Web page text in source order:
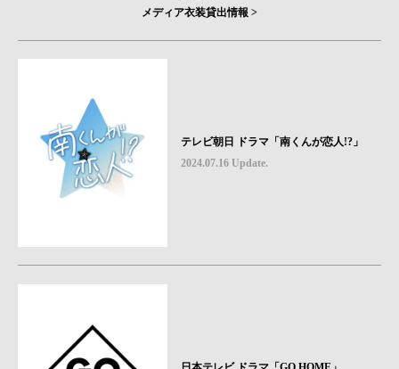
メディア衣装貸出情報 >
テレビ朝日 ドラマ「南くんが恋人!?」
2024.07.16 Update.